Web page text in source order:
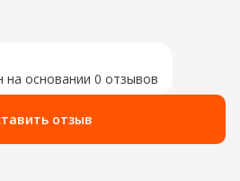
на основании 0 отзывов
отзыв